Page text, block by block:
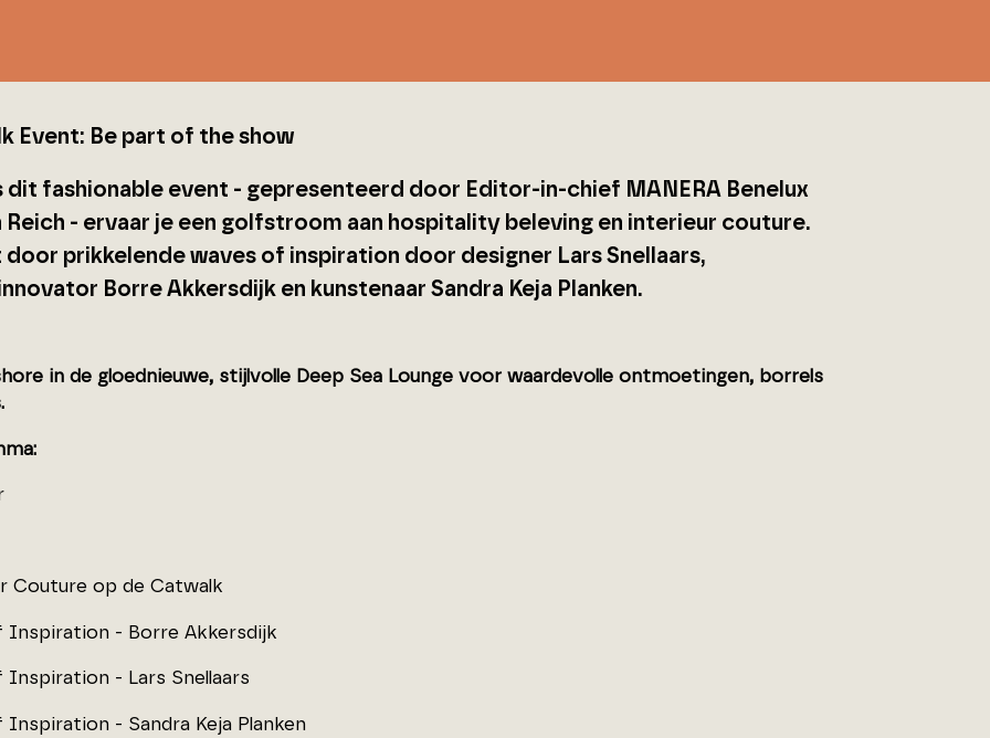
Event: Be part of the show
dit fashionable event - gepresenteerd door Editor-in-chief MANERA Benelux
Reich - ervaar je een golfstroom aan hospitality beleving en interieur couture.
door prikkelende waves of inspiration door designer Lars Snellaars,
Borre Akkersdijk en kunstenaar Sandra Keja Planken.
in de gloednieuwe, stijlvolle Deep Sea Lounge voor waardevolle ontmoetingen, borrels
Couture op de Catwalk
Inspiration - Borre Akkersdijk
Inspiration - Lars Snellaars
Inspiration - Sandra Keja Planken